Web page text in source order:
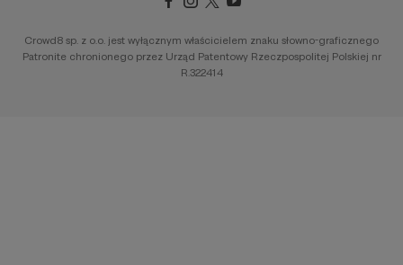
Crowd8 sp. z o.o. jest wyłącznym właścicielem znaku słowno-graficznego
Patronite chronionego przez Urząd Patentowy Rzeczpospolitej Polskiej nr
R.322414